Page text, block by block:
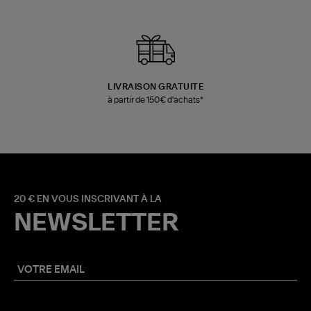
LIVRAISON GRATUITE
à partir de 150€ d'achats*
20 € EN VOUS INSCRIVANT À LA
NEWSLETTER